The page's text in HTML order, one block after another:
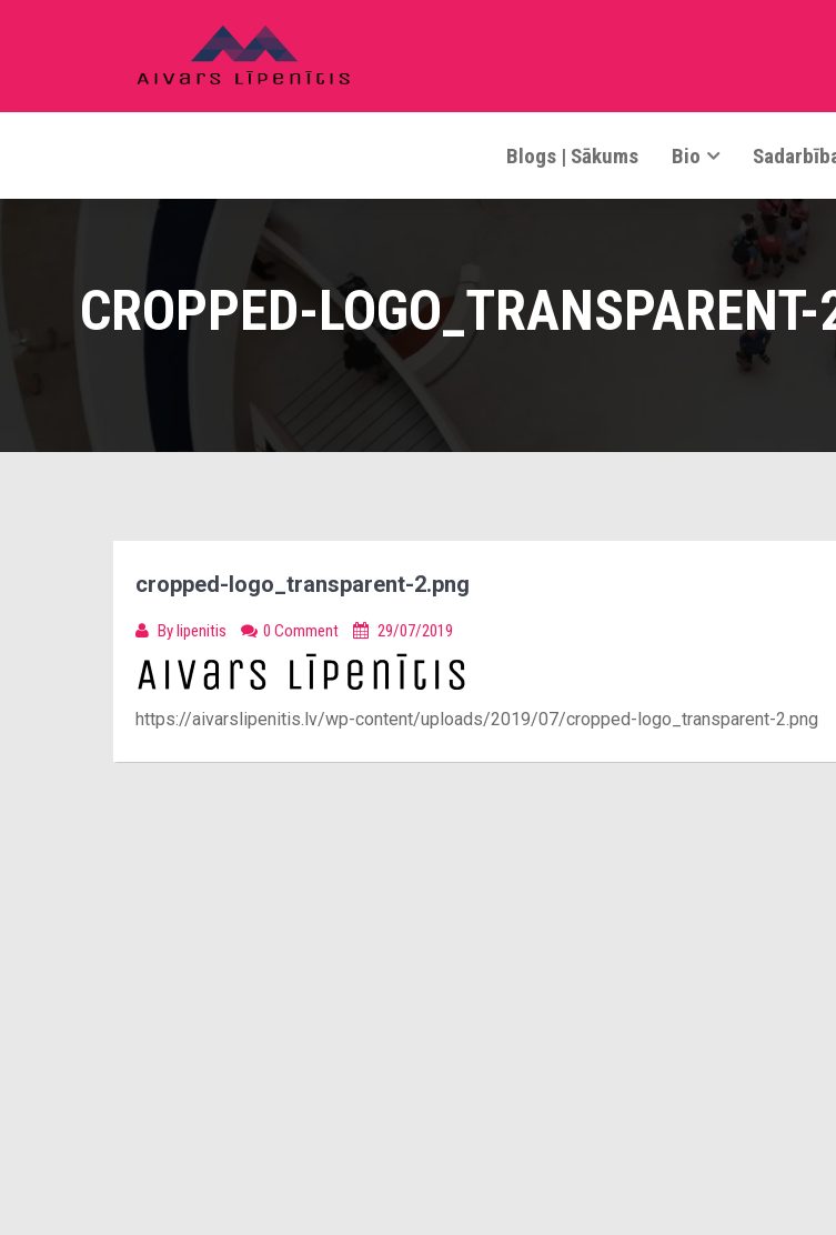
Blogs | Sākums Bio
CROPPED-
cropped-logo_transparent-2.png
Bylipenitis 0 Comment 29/07/2019
https://aivarslipenitis.lv/wp-content/uploads/2019/07/cropped-logo_transparent-2.png